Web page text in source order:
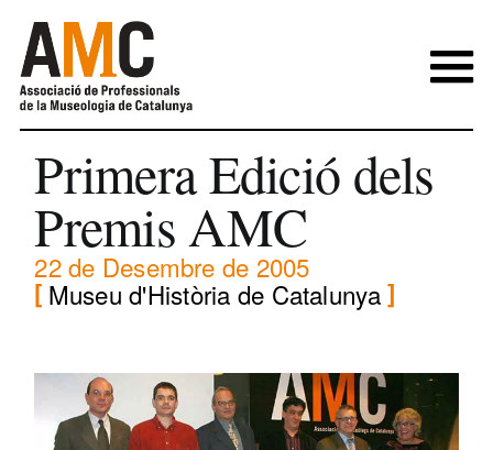
content
Primera Edició dels
Premis AMC
22 de Desembre de 2005
Museu d'Història de Catalunya